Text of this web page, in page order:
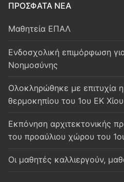
ΠΡΟΣΦΑΤΑ ΝΕΑ
Μαθητεία ΕΠΑΛ
Ενδοσχολική επιμόρφωση
Νοημοσύνης
Oλοκληρώθηκε με επιτυχία
θερμοκηπίου του 1ου ΕΚ Χίου
Εκπόνηση αρχιτεκτονικής
του προαύλιου χώρου του
Οι μαθητές καλλιεργούν,